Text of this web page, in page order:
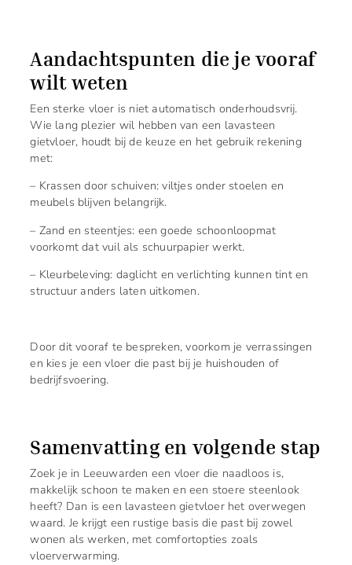
Aandachtspunten die je vooraf
wilt weten
Een sterke vloer is niet automatisch onderhoudsvrij.
Wie lang plezier wil hebben van een lavasteen
gietvloer, houdt bij de keuze en het gebruik rekening
met:
– Krassen door schuiven: viltjes onder stoelen en
meubels blijven belangrijk.
– Zand en steentjes: een goede schoonloopmat
voorkomt dat vuil als schuurpapier werkt.
– Kleurbeleving: daglicht en verlichting kunnen tint en
structuur anders laten uitkomen.
Door dit vooraf te bespreken, voorkom je verrassingen
en kies je een vloer die past bij je huishouden of
bedrijfsvoering.
Samenvatting en volgende stap
Zoek je in Leeuwarden een vloer die naadloos is,
makkelijk schoon te maken en een stoere steenlook
heeft? Dan is een lavasteen gietvloer het overwegen
waard. Je krijgt een rustige basis die past bij zowel
wonen als werken, met comfortopties zoals
vloerverwarming.